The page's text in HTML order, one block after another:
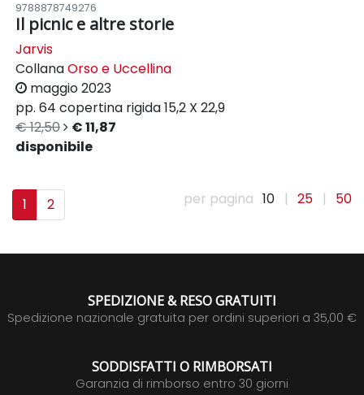
9788878749276
Il picnic e altre storie
Jarvis
CollanaOrso e Uccellina
maggio 2023
pp. 64 copertina rigida15,2 X 22,9
€ 12,50
€ 11,87
disponibile
1 2 per pagina 10 | 25 | 50
SPEDIZIONE & RESO GRATUITI
Spedizione nazionale gratuita per ordini superiori a 35,00 €
SODDISFATTI O RIMBORSATI
Garanzia di rimborso entro 30 giorni